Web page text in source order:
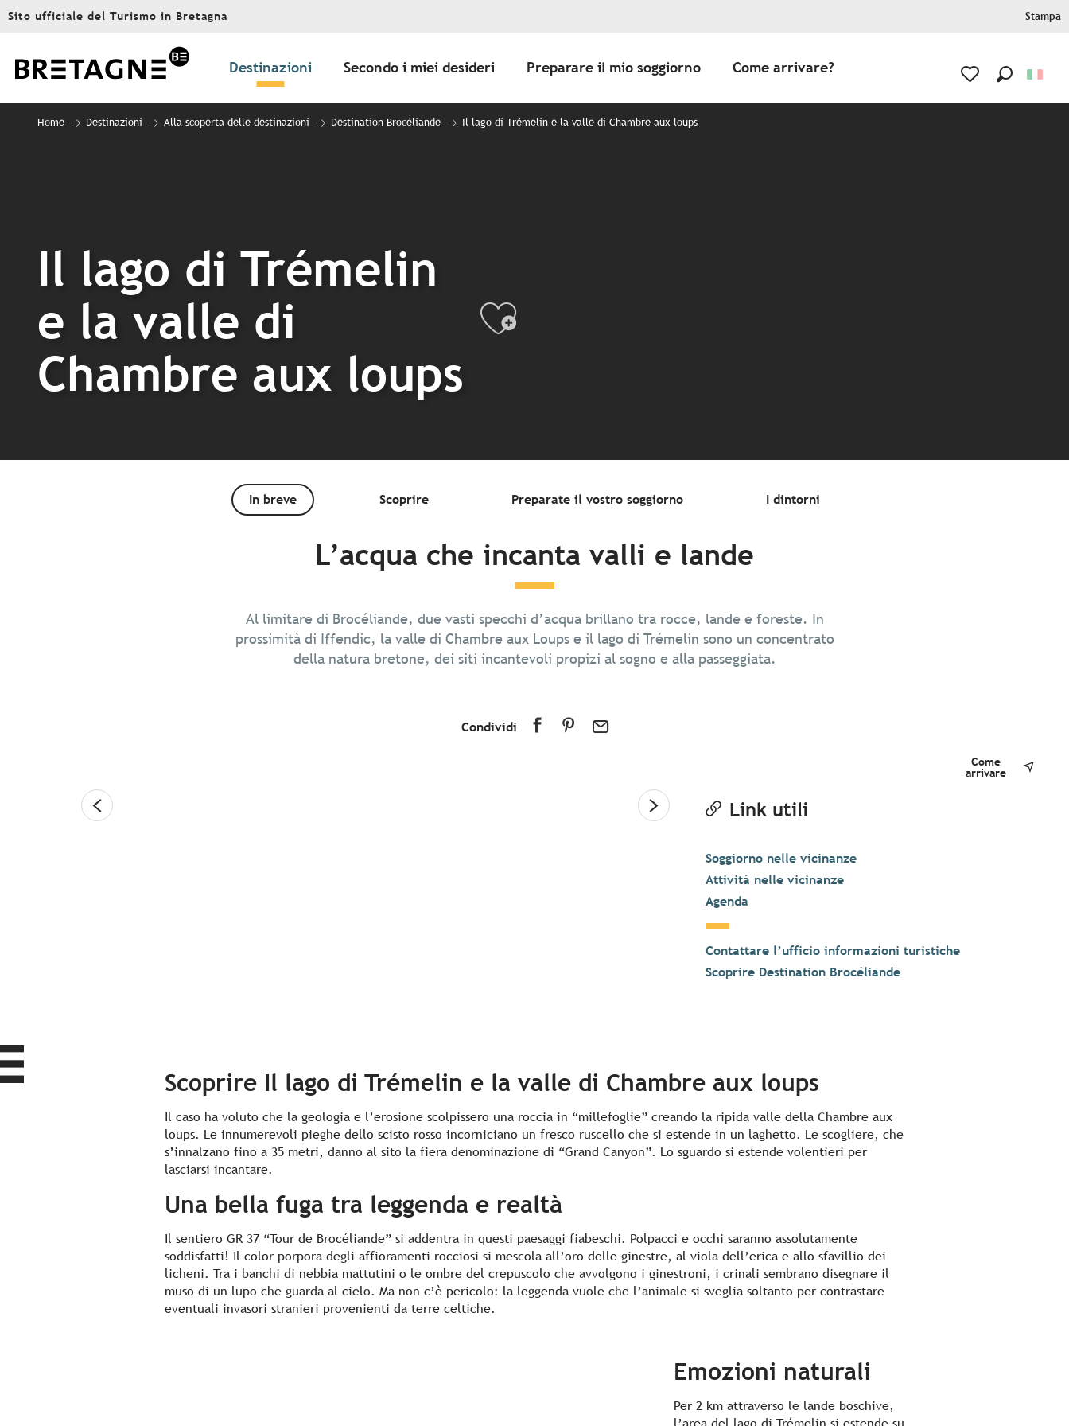
Aller
principal
Sito ufficiale del Turismo in Bretagna Stampa
Destinazioni Secondo i miei desideri Preparare il mio soggiorno Come arrivare?
Come
arrivare
Home Destinazioni Alla scoperta delle destinazioni Destination Brocéliande Il lago di Trémelin e la valle di Chambre aux loups
Il lago di Trémelin
e la valle di
Chambre aux loups
Ajouter aux favoris
In breve Scoprire Preparate il vostro soggiorno I dintorni
L’acqua che incanta valli e lande
Al limitare di Brocéliande, due vasti specchi d’acqua brillano tra rocce, lande e foreste. In
prossimità di Iffendic, la valle di Chambre aux Loups e il lago di Trémelin sono un concentrato
della natura bretone, dei siti incantevoli propizi al sogno e alla passeggiata.
Condividi
Link utili
Soggiorno nelle vicinanze
Attività nelle vicinanze
Agenda
Contattare l’ufficio informazioni turistiche
Scoprire Destination Brocéliande
Scoprire Il lago di Trémelin e la valle di Chambre aux loups
Il caso ha voluto che la geologia e l’erosione scolpissero una roccia in “millefoglie” creando la ripida valle della Chambre aux
loups. Le innumerevoli pieghe dello scisto rosso incorniciano un fresco ruscello che si estende in un laghetto. Le scogliere, che
s’innalzano fino a 35 metri, danno al sito la fiera denominazione di “Grand Canyon”. Lo sguardo si estende volentieri per
lasciarsi incantare.
Una bella fuga tra leggenda e realtà
Il sentiero GR 37 “Tour de Brocéliande” si addentra in questi paesaggi fiabeschi. Polpacci e occhi saranno assolutamente
soddisfatti! Il color porpora degli affioramenti rocciosi si mescola all’oro delle ginestre, al viola dell’erica e allo sfavillio dei
licheni. Tra i banchi di nebbia mattutini o le ombre del crepuscolo che avvolgono i ginestroni, i crinali sembrano disegnare il
muso di un lupo che guarda al cielo. Ma non c’è pericolo: la leggenda vuole che l’animale si sveglia soltanto per contrastare
eventuali invasori stranieri provenienti da terre celtiche.
Emozioni naturali
Per 2 km attraverso le lande boschive,